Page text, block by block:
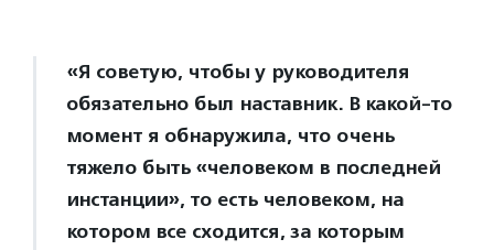
«Я советую, чтобы у руководителя
обязательно был наставник. В какой-то
момент я обнаружила, что очень
тяжело быть «человеком в последней
инстанции», то есть человеком, на
котором все сходится, за которым